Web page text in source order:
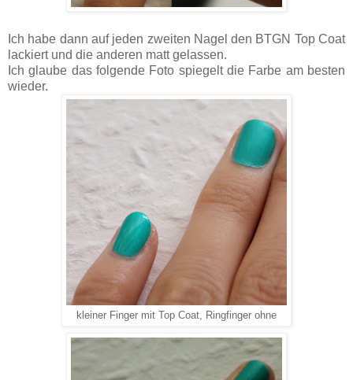
Ich habe dann auf jeden zweiten Nagel den BTGN Top Coat
lackiert und die anderen matt gelassen.
Ich glaube das folgende Foto spiegelt die Farbe am besten
wieder.
kleiner Finger mit Top Coat, Ringfinger ohne